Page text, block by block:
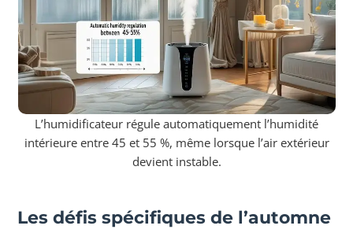
L’humidificateur régule automatiquement l’humidité
intérieure entre 45 et 55 %, même lorsque l’air extérieur
devient instable.
Les défis spécifiques de l’automne